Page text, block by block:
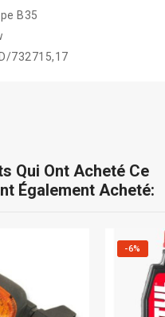
B35
732715,17
Qui Ont Acheté Ce
Également Acheté:
-6%